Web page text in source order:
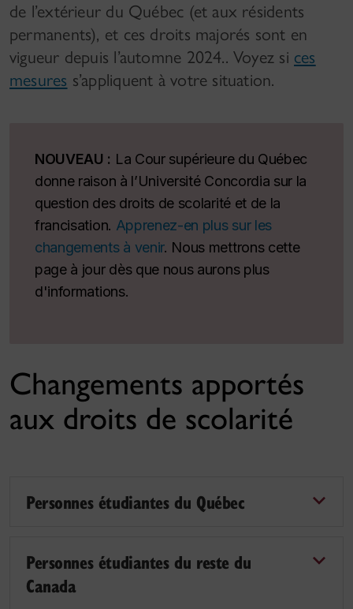
de l’extérieur du Québec (et aux résidents
permanents), et ces droits majorés sont en
vigueur depuis l’automne 2024.. Voyez si ces
mesures s’appliquent à votre situation.
NOUVEAU : La Cour supérieure du Québec
donne raison à l’Université Concordia sur la
question des droits de scolarité et de la
francisation. Apprenez-en plus sur les
changements à venir. Nous mettrons cette
page à jour dès que nous aurons plus
d'informations.
Changements apportés
aux droits de scolarité
Personnes étudiantes du Québec
Personnes étudiantes du reste du
Canada